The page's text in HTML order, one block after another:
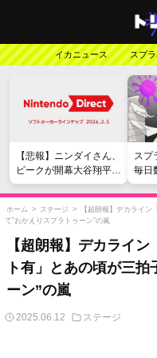
イカニュース スプ
【悲報】ニンダイさん、
ピークが開幕大谷翔平の
がっかりダイレクトだっ
たと言われてしまう
スプ
毎日
い』
行
ホーム > ステージ >
【超朗報】デカライ
て”おかえりスプラトゥーン”の嵐
【超朗報】デカライ
ト有」とあの頃が三
ーン”の嵐
2025.06.12 ステージ